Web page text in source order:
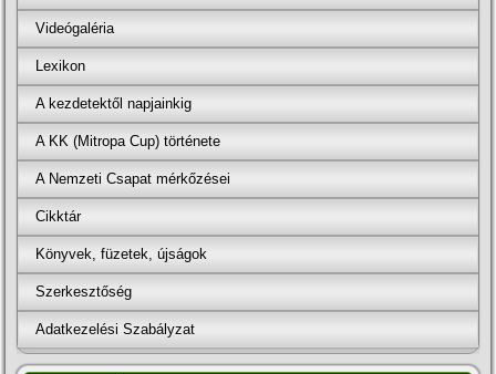
Videógaléria
Lexikon
A kezdetektől napjainkig
A KK (Mitropa Cup) története
A Nemzeti Csapat mérkőzései
Cikktár
Könyvek, füzetek, újságok
Szerkesztőség
Adatkezelési Szabályzat